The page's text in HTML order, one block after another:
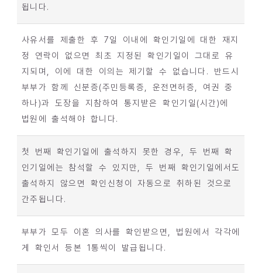
됩니다.
사유서를 제출한 후 7일 이내에 확인기일에 대한 재지
정 연락이 없으면 최초 지정된 확인기일이 그대로 유
지되며, 이에 대한 이의는 제기할 수 없습니다. 반드시
부부가 함께 신분증(주민등록증, 운전면허증, 여권 중
하나)과 도장을 지참하여 통지받은 확인기일(시간)에
법원에 출석해야 합니다.
첫 번째 확인기일에 출석하지 못한 경우, 두 번째 확
인기일에는 참석할 수 있지만, 두 번째 확인기일에서도
출석하지 않으면 확인신청이 자동으로 취하된 것으로
간주됩니다.
부부가 모두 이혼 의사를 확인받으면, 법원에서 각각에
게 확인서 등본 1통씩이 발급됩니다.